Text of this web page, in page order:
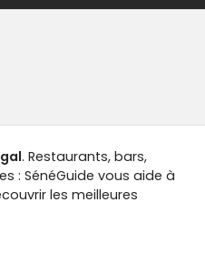
. Restaurants, bars,
: SénéGuide vous aide à
les meilleures